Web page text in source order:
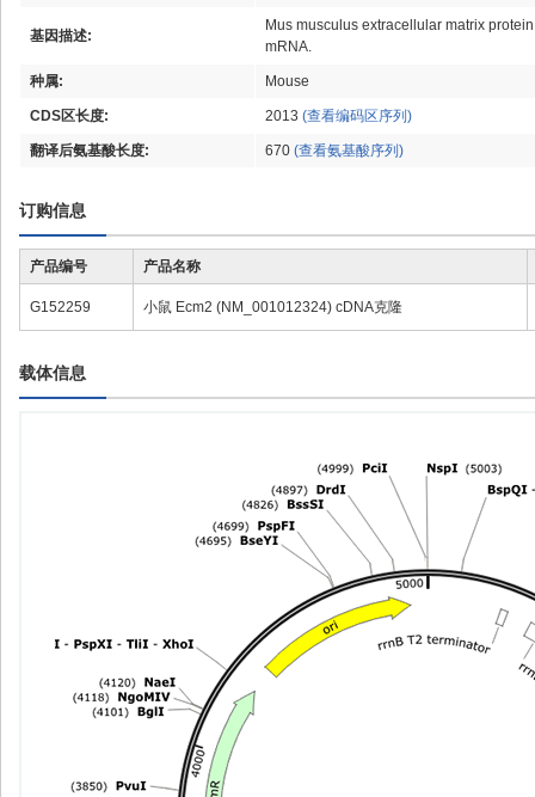
基因描述:
Mus musculus extracellular matrix
mRNA.
种属: Mouse
CDS区长度: 2013 (查看编码区序列)
翻译后氨基酸长度: 670 (查看氨基酸序列)
订购信息
产品编号 产品名称
G152259 小鼠 Ecm2 (NM_001012324) cDNA克隆
载体信息